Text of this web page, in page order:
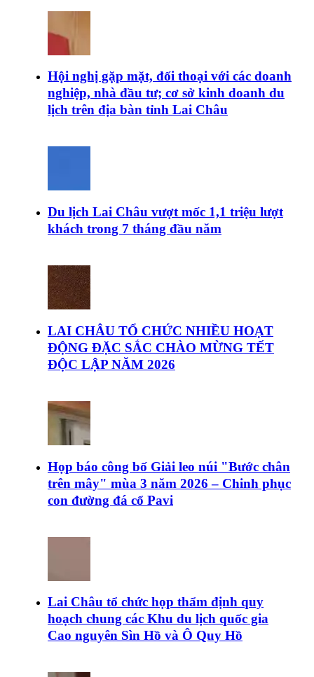
Hội nghị gặp mặt, đối thoại với các doanh
nghiệp, nhà đầu tư; cơ sở kinh doanh du
lịch trên địa bàn tỉnh Lai Châu
Du lịch Lai Châu vượt mốc 1,1 triệu lượt
khách trong 7 tháng đầu năm
LAI CHÂU TỔ CHỨC NHIỀU HOẠT
ĐỘNG ĐẶC SẮC CHÀO MỪNG TẾT
ĐỘC LẬP NĂM 2026
Họp báo công bố Giải leo núi "Bước chân
trên mây" mùa 3 năm 2026 – Chinh phục
con đường đá cổ Pavi
Lai Châu tổ chức họp thẩm định quy
hoạch chung các Khu du lịch quốc gia
Cao nguyên Sìn Hồ và Ô Quy Hồ